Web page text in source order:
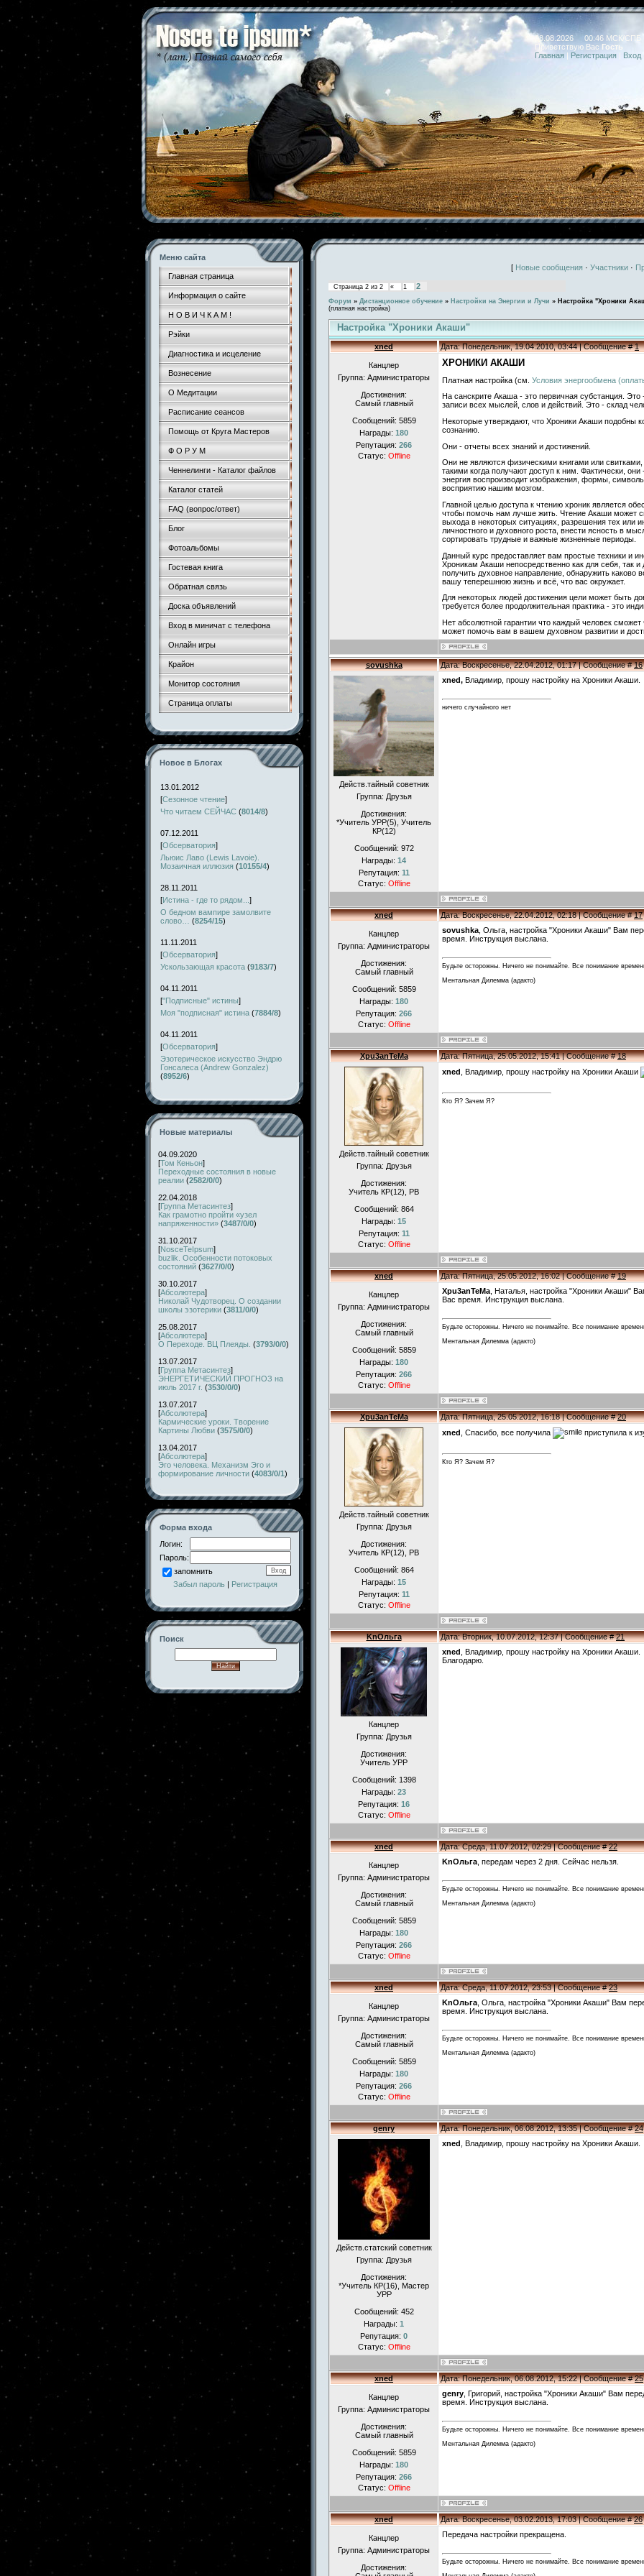
08.08.2026 00:46 МСК/СПБ
Приветствую Вас Гость
Главная | Регистрация | Вход
Меню сайта
Главная страница
Информация о сайте
Н О В И Ч К А М !
Рэйки
Диагностика и исцеление
Вознесение
О Медитации
Расписание сеансов
Помощь от Круга Мастеров
Ф О Р У М
Ченнелинги - Каталог файлов
Каталог статей
FAQ (вопрос/ответ)
Блог
Фотоальбомы
Гостевая книга
Обратная связь
Доска объявлений
Вход в миничат с телефона
Онлайн игры
Крайон
Монитор состояния
Страница оплаты
Новое в Блогах
13.01.2012
[Сезонное чтение]
Что читаем СЕЙЧАС (8014/8)
07.12.2011
[Обсерватория]
Льюис Лаво (Lewis Lavoie).
Мозаичная иллюзия (10155/4)
28.11.2011
[Истина - где то рядом... ]
О бедном вампире замолвите
слово…
(8254/15)
11.11.2011
[Обсерватория]
Ускользающая красота (9183/7)
04.11.2011
["Подписные" истины]
Моя "подписная" истина (7884/8)
04.11.2011
[Обсерватория]
Эзотерическое искусство Эндрю
Гонсалеса (Andrew Gonzalez)
(8952/6)
Новые материалы
04.09.2020
[Том Кеньон]
Переходные состояния в новые
реалии (2582/0/0)
22.04.2018
[Группа Метасинтез]
Как грамотно пройти «узел
напряженности» (3487/0/0)
31.10.2017
[NosceTeIpsum]
buzlik. Особенности потоковых
состояний (3627/0/0)
30.10.2017
[Абсолютера]
Николай Чудотворец. О создании
школы эзотерики (3811/0/0)
25.08.2017
[Абсолютера]
О Переходе. ВЦ Плеяды. (3793/0/0)
13.07.2017
[Группа Метасинтез]
ЭНЕРГЕТИЧЕСКИЙ ПРОГНОЗ на
июль 2017 г. (3530/0/0)
13.07.2017
[Абсолютера]
Кармические уроки. Творение
Картины Любви (3575/0/0)
13.04.2017
[Абсолютера]
Эго человека. Механизм Эго и
формирование личности (4083/0/1)
Форма входа
Логин:
Пароль:
запомнить
Забыл пароль | Регистрация
Поиск
[ Новые сообщения · Участники ·
Страница 2 из 2 « 1 2
Форум » Дистанционное обучение » Настройки на Энергии и Лучи » Настройка "Хроники
(платная настройка)
Настройка "Хроники Акаши"
xned Дата: Понедельник, 19.04.2010, 03:44 | Сообщение #1
Канцлер
Группа: Администраторы
Достижения:
Самый главный
Сообщений: 5859
Награды: 180
Репутация: 266
Статус: Offline
ХРОНИКИ АКАШИ
Платная настройка (см. Условия энергообмена
На санскрите Акаша - это первичная субстанция.
записи всех мыслей, слов и действий. Это - склад
Некоторые утверждают, что Хроники Акаши подобны
сознанию.
Они - отчеты всех знаний и достижений.
Они не являются физическими книгами или
такими когда получают доступ к ним. Фактически,
энергия воспроизводит изображения, формы,
восприятию нашим мозгом.
Главной целью доступа к чтению хроник является
чтобы помочь нам лучше жить. Чтение Акаши может
выхода в некоторых ситуациях, разрешения тех или
личностного и духовного роста, внести ясность в
сортировать трудные и важные жизненные периоды.
Данный курс предоставляет вам простые техники и
Хроникам Акаши непосредственно как для себя, так
получить духовное направление, обнаружить
вашу теперешнюю жизнь и всё, что вас окружает.
Для некоторых людей достижения цели может быть
требуется более продолжительная практика - это
Нет абсолютной гарантии что каждый человек
может помочь вам в вашем духовном развитии и
sovushka Дата: Воскресенье, 22.04.2012, 01:17 | Сообщение #16
Действ.тайный советник
Группа: Друзья
Достижения:
*Учитель УРР(5), Учитель
КР(12)
Сообщений: 972
Награды: 14
Репутация: 11
Статус: Offline
xned, Владимир, прошу настройку на Хроники Акаши.
ничего случайного нет
xned Дата: Воскресенье, 22.04.2012, 02:18 | Сообщение #17
Канцлер
Группа: Администраторы
Достижения:
Самый главный
Сообщений: 5859
Награды: 180
Репутация: 266
Статус: Offline
sovushka , Ольга, настройка "Хроники Акаши" Вам
время. Инструкция выслана.
Будьте осторожны. Ничего не понимайте. Все понимание
Ментальная Дилемма (адакто)
Xpu3anTeMa Дата: Пятница, 25.05.2012, 15:41 | Сообщение #18
Действ.тайный советник
Группа: Друзья
Достижения:
Учитель КР(12), РВ
Сообщений: 864
Награды: 15
Репутация: 11
Статус: Offline
xned , Владимир, прошу настройку на Хроники Акаши
Кто Я? Зачем Я?
xned Дата: Пятница, 25.05.2012, 16:02 | Сообщение #19
Канцлер
Группа: Администраторы
Достижения:
Самый главный
Сообщений: 5859
Награды: 180
Репутация: 266
Статус: Offline
Xpu3anTeMa , Наталья, настройка "Хроники Акаши"
Вас время. Инструкция выслана.
Будьте осторожны. Ничего не понимайте. Все понимание
Ментальная Дилемма (адакто)
Xpu3anTeMa Дата: Пятница, 25.05.2012, 16:18 | Сообщение #20
Действ.тайный советник
Группа: Друзья
Достижения:
Учитель КР(12), РВ
Сообщений: 864
Награды: 15
Репутация: 11
Статус: Offline
xned , Спасибо, все получила приступила к
Кто Я? Зачем Я?
KnОльга Дата: Вторник, 10.07.2012, 12:37 | Сообщение #21
Канцлер
Группа: Друзья
Достижения:
Учитель УРР
Сообщений: 1398
Награды: 23
Репутация: 16
Статус: Offline
xned , Владимир, прошу настройку на Хроники Акаши.
Благодарю.
xned Дата: Среда, 11.07.2012, 02:29 | Сообщение #22
Канцлер
Группа: Администраторы
Достижения:
Самый главный
Сообщений: 5859
Награды: 180
Репутация: 266
Статус: Offline
KnОльга , передам через 2 дня. Сейчас нельзя.
Будьте осторожны. Ничего не понимайте. Все понимание
Ментальная Дилемма (адакто)
xned Дата: Среда, 11.07.2012, 23:53 | Сообщение #23
Канцлер
Группа: Администраторы
Достижения:
Самый главный
Сообщений: 5859
Награды: 180
Репутация: 266
Статус: Offline
KnОльга , Ольга, настройка "Хроники Акаши" Вам
время. Инструкция выслана.
Будьте осторожны. Ничего не понимайте. Все понимание
Ментальная Дилемма (адакто)
genry Дата: Понедельник, 06.08.2012, 13:35 | Сообщение #24
Действ.статский советник
Группа: Друзья
Достижения:
*Учитель КР(16), Мастер
УРР
Сообщений: 452
Награды: 1
Репутация: 0
Статус: Offline
xned , Владимир, прошу настройку на Хроники Акаши.
xned Дата: Понедельник, 06.08.2012, 15:22 | Сообщение #25
Канцлер
Группа: Администраторы
Достижения:
Самый главный
Сообщений: 5859
Награды: 180
Репутация: 266
Статус: Offline
genry , Григорий, настройка "Хроники Акаши" Вам
время. Инструкция выслана.
Будьте осторожны. Ничего не понимайте. Все понимание
Ментальная Дилемма (адакто)
xned Дата: Воскресенье, 03.02.2013, 17:03 | Сообщение #26
Канцлер
Группа: Администраторы
Достижения:
Передача настройки прекращена.
Будьте осторожны. Ничего не понимайте. Все понимание